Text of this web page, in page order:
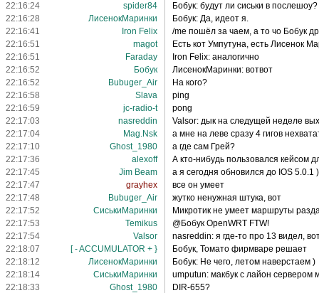
22:16:24
spider84
Бобук: будут ли сиськи в послешоу?
22:16:28
ЛисенокМаринки
Бобук: Да, идеот я.
22:16:41
Iron Felix
/me пошёл за чаем, а то чо Бобук
22:16:51
magot
Есть кот Умпутуна, есть Лисенок
22:16:51
Faraday
Iron Felix: аналогично
22:16:52
Бобук
ЛисенокМаринки: вотвот
22:16:52
Bubuger_Air
На кого?
22:16:58
Slava
ping
22:16:59
jc-radio-t
pong
22:17:03
nasreddin
Valsor: дык на следущей неделе
22:17:04
Mag.Nsk
а мне на леве сразу 4 гигов
22:17:10
Ghost_1980
а где сам Грей?
22:17:36
alexoff
А кто-нибудь пользовался кейсом
22:17:45
Jim Beam
а я сегодня обновился до IOS 5.0.1
22:17:47
grayhex
все он умеет
22:17:48
Bubuger_Air
жутко ненужная штука, вот
22:17:52
СиськиМаринки
Микротик не умеет маршруты
22:17:53
Temikus
@Бобук OpenWRT FTW!
22:17:54
Valsor
nasreddin: я где-то про 13 видел,
22:18:07
[ - ACCUMULATOR + }
Бобук, Томато фирмваре решает
22:18:12
ЛисенокМаринки
Бобук: Не чего, летом наверстаем )
22:18:14
СиськиМаринки
umputun: макбук с лайон сервером
22:18:33
Ghost_1980
DIR-655?